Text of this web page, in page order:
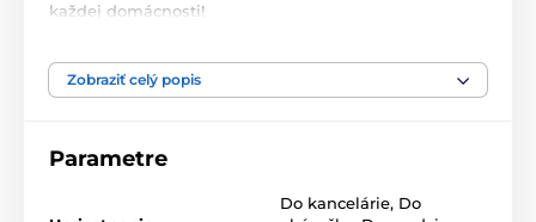
každej domácnosti!
(v cm):
Zobraziť celý popis
Parametre
Do kancelárie, Do